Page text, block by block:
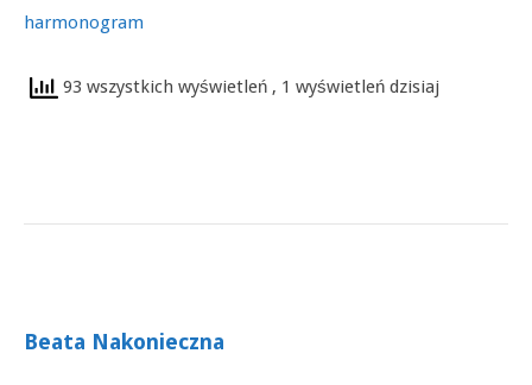
harmonogram
93 wszystkich wyświetleń , 1 wyświetleń dzisiaj
Beata Nakonieczna